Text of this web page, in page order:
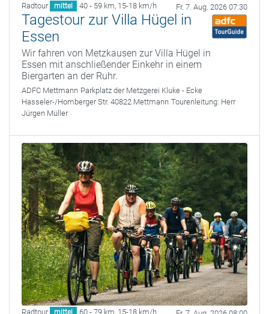
Radtour mittel 40 - 59 km, 15-18 km/h Fr. 7. Aug. 2026 07:30
Tagestour zur Villa Hügel in
Essen
Wir fahren von Metzkausen zur Villa Hügel in
Essen mit anschließender Einkehr in einem
Biergarten an der Ruhr.
ADFC Mettmann Parkplatz der Metzgerei Kluke - Ecke
Hasseler-/Homberger Str. 40822 Mettmann Tourenleitung: Herr
Jürgen Müller
Radtour mittel 60 - 79 km, 15-18 km/h